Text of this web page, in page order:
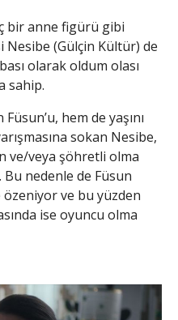
bir anne figürü gibi
Nesibe (Gülçin Kültür) de
olarak oldum olası
sahip.
hem de yaşını
sokan Nesibe,
ve/veya şöhretli olma
Bu nedenle de Füsun
özeniyor ve bu yüzden
ise oyuncu olma